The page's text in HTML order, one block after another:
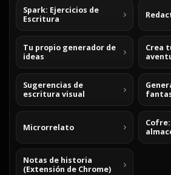
Spark: Ejercicios de
Escritura
Tu propio generador de
ideas
Crea
Sugerencias de
escritura visual
Microrrelato
Notas de historia
(Extensión de Chrome)